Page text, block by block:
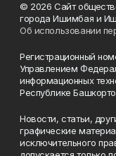
© 2026 Сайт
города Ишимбая и
Об использовании
Регистрационный
Управлением
информационных
Республике
Новости, статьи,
графические
исключительного